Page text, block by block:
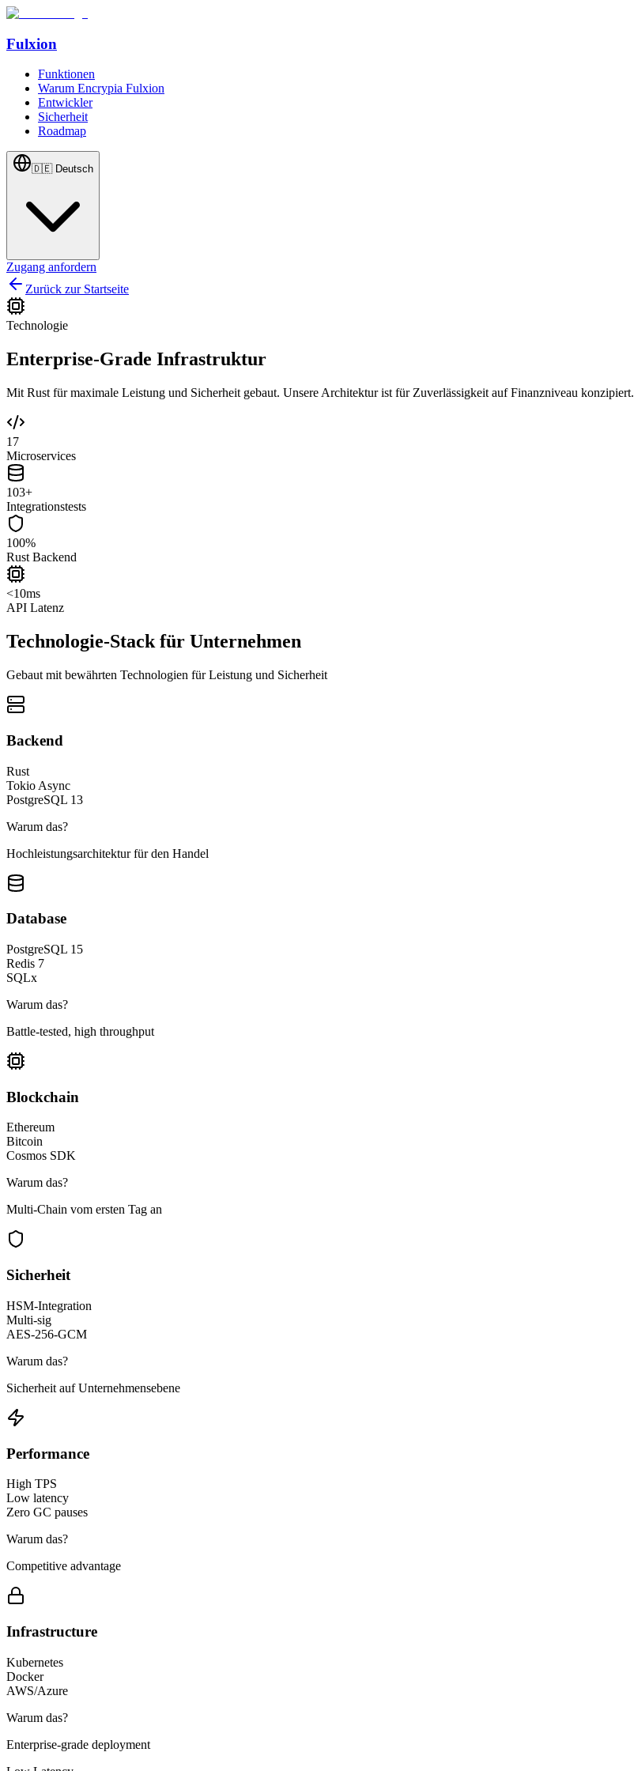
Fulxion
Funktionen
Warum Encrypia Fulxion
Entwickler
Sicherheit
Roadmap
🇩🇪 Deutsch
Zugang anfordern
Zurück zur Startseite
Technologie
Enterprise-Grade Infrastruktur
Mit Rust für maximale Leistung und Sicherheit gebaut. Unsere Architektur ist für Zuverlässigkeit auf Finanzniveau konzipiert.
17
Microservices
103+
Integrationstests
100%
Rust Backend
<10ms
API Latenz
Technologie-Stack für Unternehmen
Gebaut mit bewährten Technologien für Leistung und Sicherheit
Backend
Rust
Tokio Async
PostgreSQL 13
Warum das?
Hochleistungsarchitektur für den Handel
Database
PostgreSQL 15
Redis 7
SQLx
Warum das?
Battle-tested, high throughput
Blockchain
Ethereum
Bitcoin
Cosmos SDK
Warum das?
Multi-Chain vom ersten Tag an
Sicherheit
HSM-Integration
Multi-sig
AES-256-GCM
Warum das?
Sicherheit auf Unternehmensebene
Performance
High TPS
Low latency
Zero GC pauses
Warum das?
Competitive advantage
Infrastructure
Kubernetes
Docker
AWS/Azure
Warum das?
Enterprise-grade deployment